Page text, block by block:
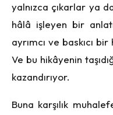
yalnızca çıkarlar ya
hâlâ işleyen bir
ayrımcı ve baskıcı
Ve bu hikâyenin
kazandırıyor.
Buna karşılık